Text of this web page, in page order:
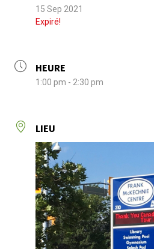
15 Sep 2021
Expiré!
HEURE
1:00 pm - 2:30 pm
LIEU